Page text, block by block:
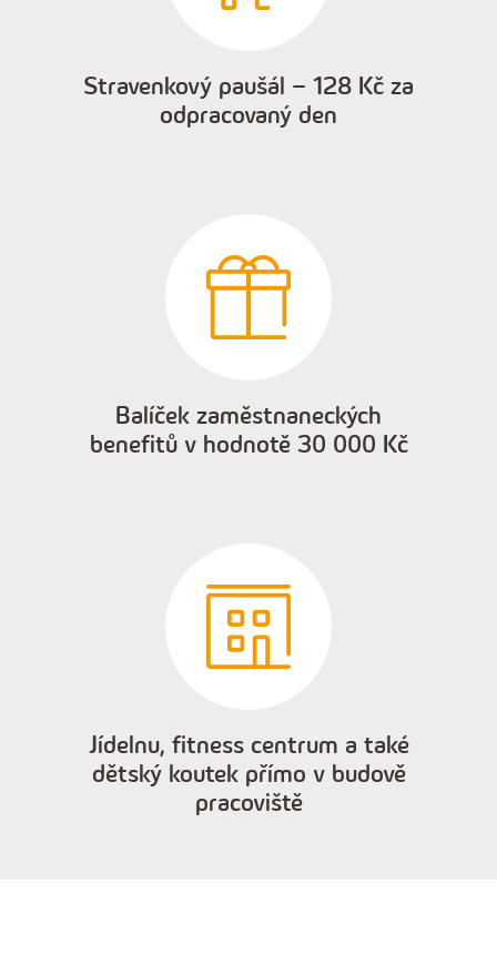
Stravenkový paušál – 128 Kč za
odpracovaný den
Balíček zaměstnaneckých
benefitů v hodnotě 30 000 Kč
Jídelnu, fitness centrum a také
dětský koutek přímo v budově
pracoviště